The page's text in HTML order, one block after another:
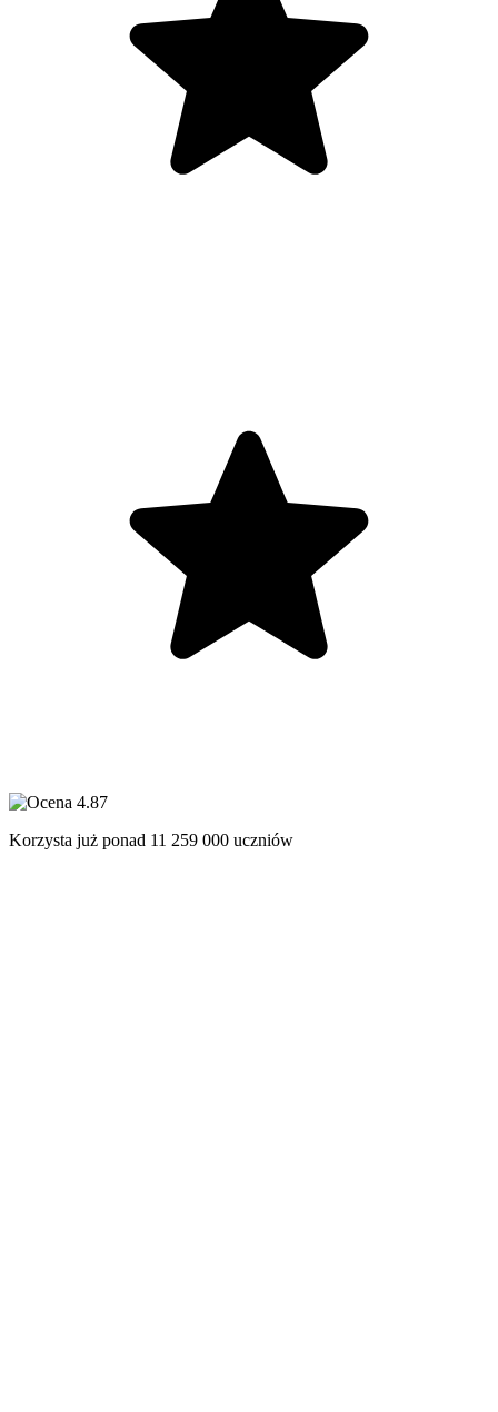
Korzysta już ponad 11 259 000 uczniów